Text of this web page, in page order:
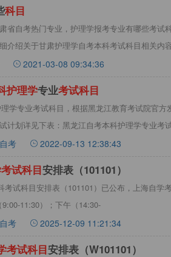
科目
省自考热门专业，护理学报考专业有哪些考试
介绍关于甘肃护理学自考本科考试科目相关内
2021-03-08 09:34:36
护理学专业考试科目
学专业考试科目，根据黑龙江教育考试院官方
计划详见下表：黑龙江自考本科护理学专业考
考 2022-09-13 12:38:43
考试科目安排表（101101）
考试科目安排表（101101）已公布，上海自学
11:30）；下午（14:30-
考 2025-12-09 11:21:34
考试科目安排表（W101101）